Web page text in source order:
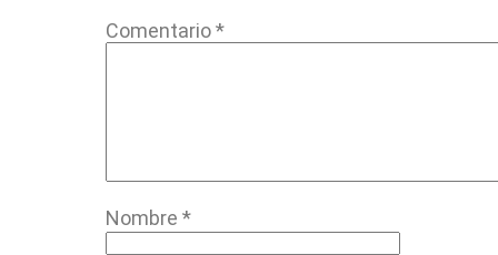
Comentario*
Nombre *